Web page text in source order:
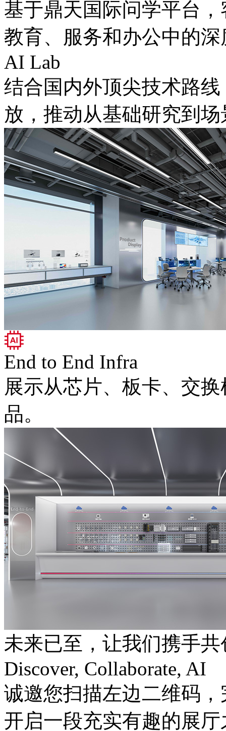
基于鼎天国际问学平台
教育、服务和办公中的
AI Lab
结合国内外顶尖技术路线
放，推动从基础研究到
End to End Infra
展示从芯片、板卡
品。
未来已至，让我们携手
Discover, Collaborate, AI
诚邀您扫描左边二维码
开启一段充实有趣的展厅